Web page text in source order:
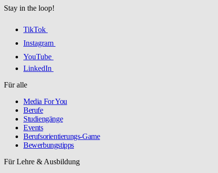
Stay in the loop!
TikTok
Instagram
YouTube
LinkedIn
Für alle
Media For You
Berufe
Studiengänge
Events
Berufsorientierungs-Game
Bewerbungstipps
Für Lehre & Ausbildung